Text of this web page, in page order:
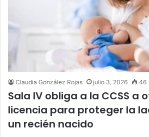
Claudia González Rojas julio 3, 2026 46
Sala IV obliga a la CCSS a
licencia para proteger la
un recién nacido